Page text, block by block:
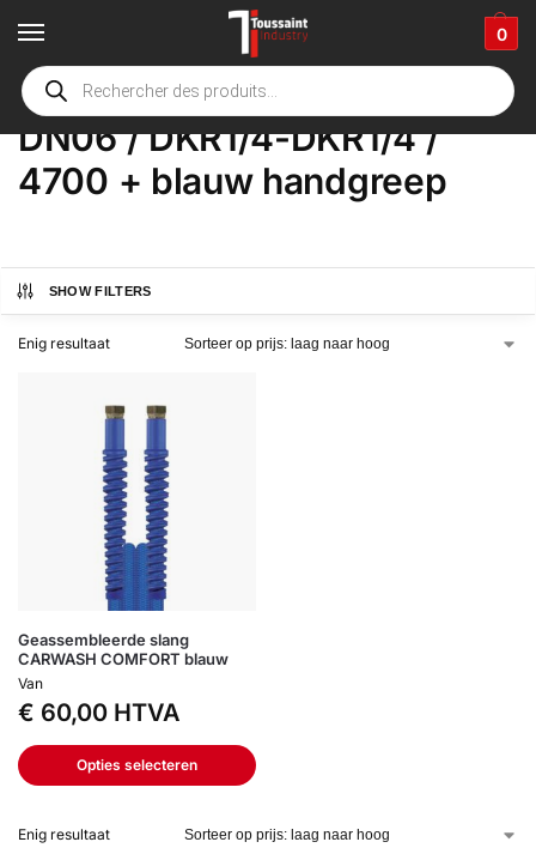
0
Home Winkel / Product Opties /
DN06 / DKR1/4-DKR1/4 /
4700 + blauw handgreep
SHOW FILTERS
Enig resultaat
Geassembleerde slang
CARWASH COMFORT blauw
Van
€ 60,00 HTVA
Opties selecteren
Enig resultaat